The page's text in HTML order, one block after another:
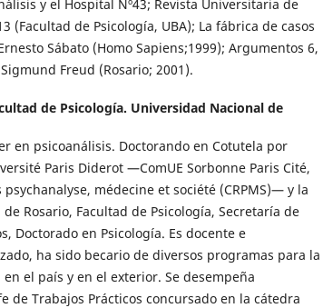
y el Hospital Nº43; Revista Universitaria de
(Facultad de Psicología, UBA); La fábrica de casos
Sábato (Homo Sapiens;1999); Argumentos 6,
Freud (Rosario; 2001).
de Psicología. Universidad Nacional de
en psicoanálisis. Doctorando en Cotutela por
Paris Diderot —ComUE Sorbonne Paris Cité,
médecine et société (CRPMS)— y la
Rosario, Facultad de Psicología, Secretaría de
Doctorado en Psicología. Es docente e
ha sido becario de diversos programas para la
el país y en el exterior. Se desempeña
de Trabajos Prácticos concursado en la cátedra